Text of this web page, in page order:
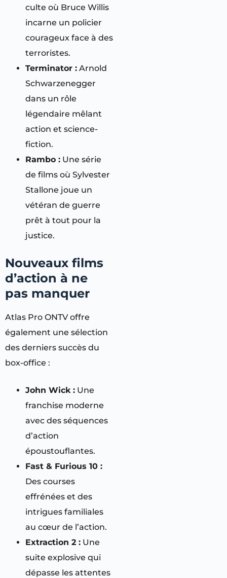
culte où Bruce Willis
incarne un policier
courageux face à des
terroristes.
Terminator : Arnold
Schwarzenegger
dans un rôle
légendaire mêlant
action et science-
fiction.
Rambo : Une série
de films où Sylvester
Stallone joue un
vétéran de guerre
prêt à tout pour la
justice.
Nouveaux films
d’action à ne
pas manquer
Atlas Pro ONTV offre
également une sélection
des derniers succès du
box-office :
John Wick : Une
franchise moderne
avec des séquences
d’action
époustouflantes.
Fast & Furious 10 :
Des courses
effrénées et des
intrigues familiales
au cœur de l’action.
Extraction 2 : Une
suite explosive qui
dépasse les attentes